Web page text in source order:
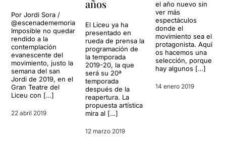
Por Jordi Sora /
@escenadememoria
Imposible no quedar
rendido a la
contemplación
evanescente del
movimiento, justo la
semana del san
Jordi de 2019, en el
Gran Teatre del
Liceu con […]
22 abril 2019
años
El Liceu ya ha
presentado en
rueda de prensa la
programación de
la temporada
2019-20, la que
será su 20ª
temporada
después de la
reapertura. La
propuesta artística
mira al […]
12 marzo 2019
el año nuevo sin
ver más
espectáculos
donde el
movimiento sea el
protagonista. Aquí
os hacemos una
selección, porque
hay algunos […]
14 enero 2019